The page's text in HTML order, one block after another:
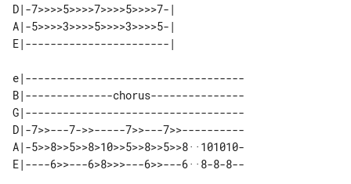
D|-7>>>>5>>>>7>>>>5>>>>7-|
A|-5>>>>3>>>>5>>>>3>>>>5-|
e|-----------------------------------
B|--------------chorus---------------
G|-----------------------------------
D|-7>>---7->>-----7>>---7>>----------
A|-5>>8>>5>>8>10>>5>>8>>5>>8··101010-